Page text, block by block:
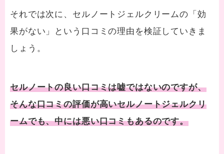
それでは次に、セルノートジェルクリームの「効
果がない」という口コミの理由を検証していきま
しょう。
セルノートの良い口コミは嘘ではないのですが、
そんな口コミの評価が高いセルノートジェルクリ
ームでも、中には悪い口コミもあるのです。